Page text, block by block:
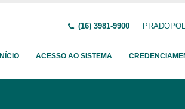
(16) 3981-9900
INÍCIO ACESSO AO SISTEMA